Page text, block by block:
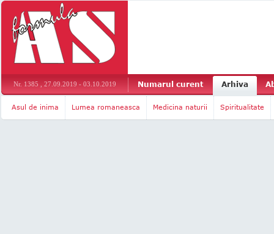
Nr. 1385 , 27.09.2019 - 03.10.2019 Numarul curent Arhiva
Asul de inima Lumea romaneasca Medicina naturii Spiritualitate